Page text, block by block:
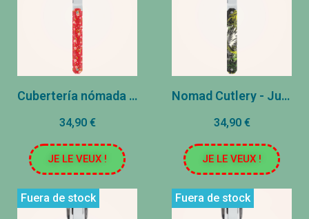
Cubertería nómada - Helianthemum rojo
34,90 €
JE LE VEUX !
Nomad Cutlery - Jungle
34,90 €
JE LE VEUX !
Fuera de stock Fuera de stock